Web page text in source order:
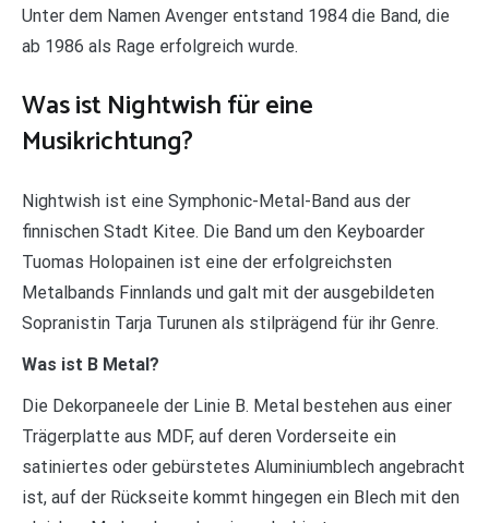
Unter dem Namen Avenger entstand 1984 die Band, die
ab 1986 als Rage erfolgreich wurde.
Was ist Nightwish für eine
Musikrichtung?
Nightwish ist eine Symphonic-Metal-Band aus der
finnischen Stadt Kitee. Die Band um den Keyboarder
Tuomas Holopainen ist eine der erfolgreichsten
Metalbands Finnlands und galt mit der ausgebildeten
Sopranistin Tarja Turunen als stilprägend für ihr Genre.
Was ist B Metal?
Die Dekorpaneele der Linie B. Metal bestehen aus einer
Trägerplatte aus MDF, auf deren Vorderseite ein
satiniertes oder gebürstetes Aluminiumblech angebracht
ist, auf der Rückseite kommt hingegen ein Blech mit den